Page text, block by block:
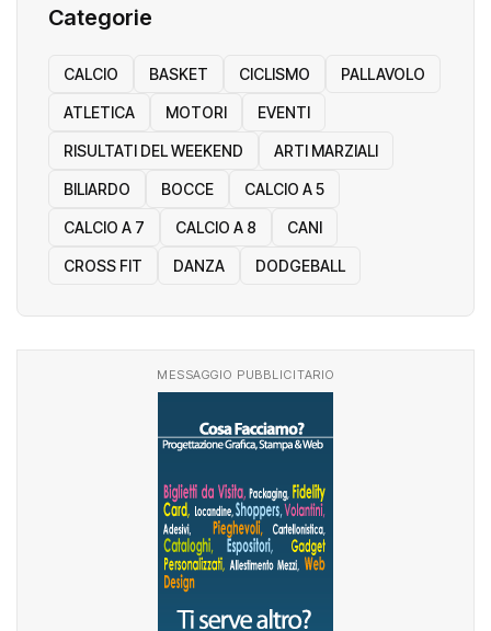
Categorie
CALCIO BASKET CICLISMO PALLAVOLO
ATLETICA MOTORI EVENTI
RISULTATI DEL WEEKEND ARTI MARZIALI
BILIARDO BOCCE CALCIO A 5
CALCIO A 7 CALCIO A 8 CANI
CROSS FIT DANZA DODGEBALL
MESSAGGIO PUBBLICITARIO